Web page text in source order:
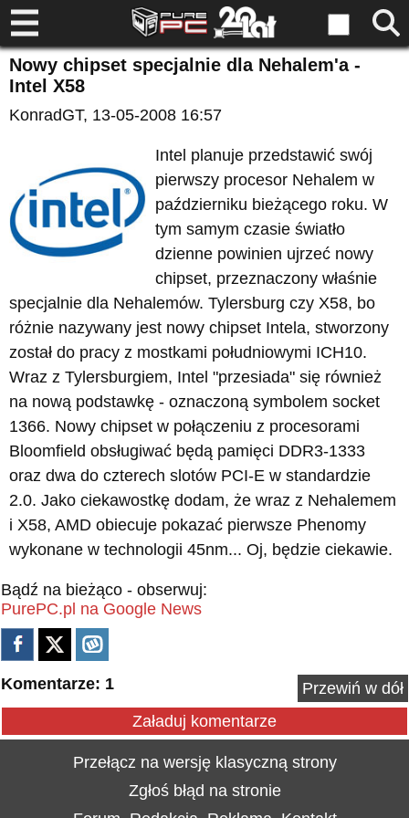
Nowy chipset specjalnie dla Nehalem'a -
Intel X58
KonradGT, 13-05-2008 16:57
Intel planuje przedstawić swój
pierwszy procesor Nehalem w
październiku bieżącego roku. W
tym samym czasie światło
dzienne powinien ujrzeć nowy
chipset, przeznaczony właśnie
specjalnie dla Nehalemów. Tylersburg czy X58, bo
różnie nazywany jest nowy chipset Intela, stworzony
został do pracy z mostkami południowymi ICH10.
Wraz z Tylersburgiem, Intel "przesiada" się również
na nową podstawkę - oznaczoną symbolem socket
1366. Nowy chipset w połączeniu z procesorami
Bloomfield obsługiwać będą pamięci DDR3-1333
oraz dwa do czterech slotów PCI-E w standardzie
2.0. Jako ciekawostkę dodam, że wraz z Nehalemem
i X58, AMD obiecuje pokazać pierwsze Phenomy
wykonane w technologii 45nm... Oj, będzie ciekawie.
Bądź na bieżąco - obserwuj:
PurePC.pl na Google News
Komentarze: 1
Przewiń w dół
Załaduj komentarze
Przełącz na wersję klasyczną strony
Zgłoś błąd na stronie